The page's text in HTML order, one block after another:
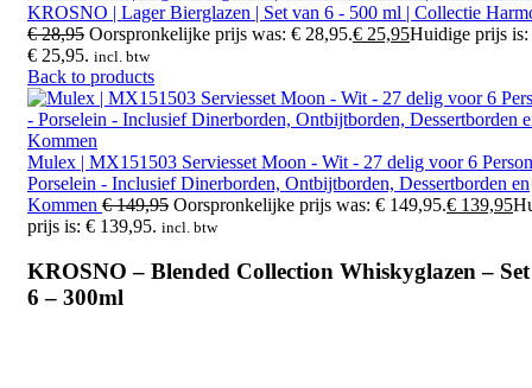
KROSNO | Lager Bierglazen | Set van 6 - 500 ml | Collectie
€28,95 Oorspronkelijke prijs was: € 28,95.€ 25,95Huidige prijs is:
€ 25,95. incl. btw
Back to products
Mulex | MX151503 Serviesset Moon - Wit - 27 delig voor 6
Porselein - Inclusief Dinerborden, Ontbijtborden, Dessertborden en
Kommen €149,95 Oorspronkelijke prijs was: € 149,95.€ 139,95
prijs is: € 139,95. incl. btw
KROSNO – Blended Collection Whiskyglazen –
6 – 300ml